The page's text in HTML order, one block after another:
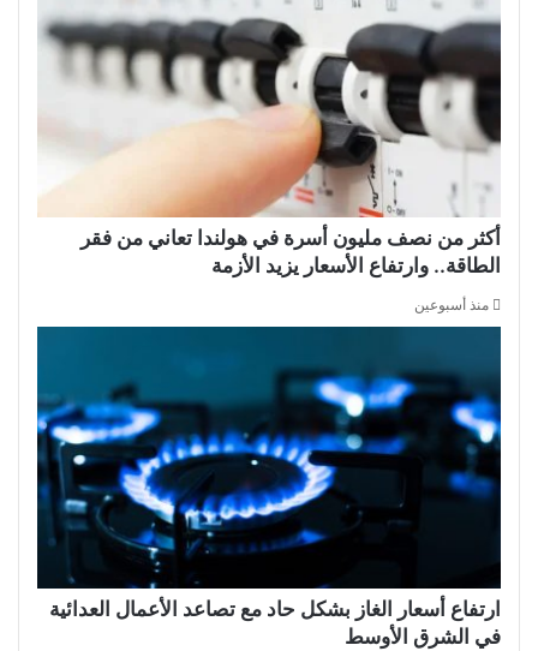
أكثر من نصف مليون أسرة في هولندا تعاني من فقر
الطاقة.. وارتفاع الأسعار يزيد الأزمة
منذ أسبوعين
ارتفاع أسعار الغاز بشكل حاد مع تصاعد الأعمال العدائية
في الشرق الأوسط